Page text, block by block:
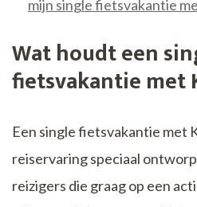
mijn single fietsvakantie
Wat houdt een
fietsvakantie met
Een single fietsvakantie met
reiservaring speciaal
reizigers die graag op een